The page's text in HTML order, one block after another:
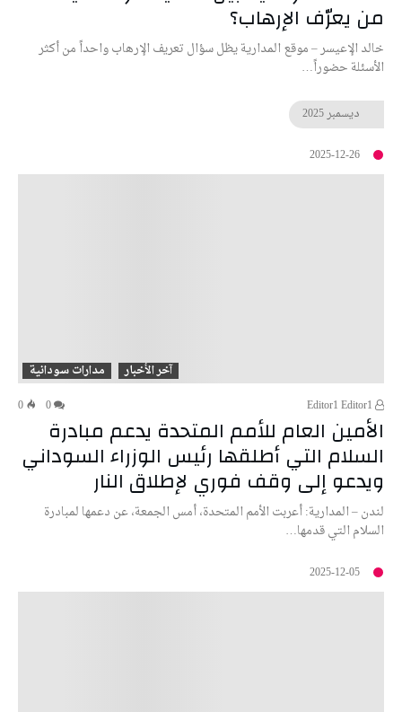
من يعرّف الإرهاب؟
خالد الإعيسر – موقع المدارية يظل سؤال تعريف الإرهاب واحداً من أكثر
الأسئلة حضوراً…
ديسمبر2025
2025-12-26
آخر الأخبار
مدارات سودانية
0
الأمين العام للأمم المتحدة يدعم مبادرة
السلام التي أطلقها رئيس الوزراء السوداني
ويدعو إلى وقف فوري لإطلاق النار
لندن – المدارية: أعربت الأمم المتحدة، أمس الجمعة، عن دعمها لمبادرة
السلام التي قدمها…
2025-12-05